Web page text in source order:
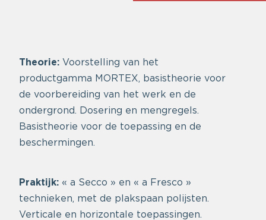
Theorie: Voorstelling van het
productgamma MORTEX, basistheorie voor
de voorbereiding van het werk en de
ondergrond. Dosering en mengregels.
Basistheorie voor de toepassing en de
beschermingen.
Praktijk: « a Secco » en « a Fresco »
technieken, met de plakspaan polijsten.
Verticale en horizontale toepassingen.